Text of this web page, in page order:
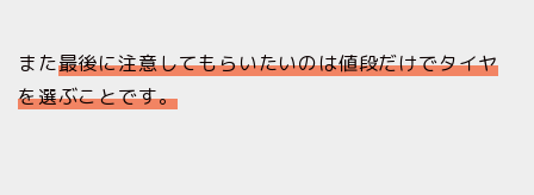
また最後に注意してもらいたいのは値段だけでタイヤ
を選ぶことです。